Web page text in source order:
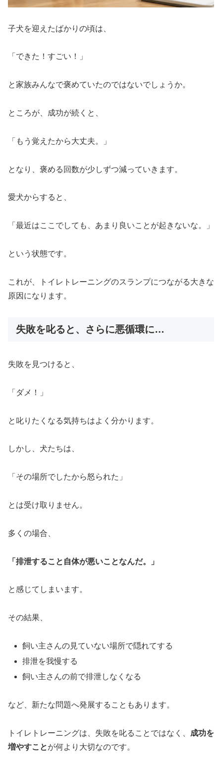
子犬を迎えたばかりの頃は、
「できた！すごい！」
と家族みんなで褒めていたのではないでしょうか。
ところが、成功が続くと、
「もう覚えたから大丈夫。」
となり、褒める回数が少しずつ減っていきます。
愛犬からすると、
「最近はここでしても、あまり良いことが起きないな。」
という状態です。
これが、トイレトレーニングのスランプにつながる大きな
原因になります。
失敗を叱ると、さらに悪循環に…
失敗を見つけると、
「ダメ！」
と叱りたくなる気持ちはよく分かります。
しかし、犬たちは、
「その場所でしたから怒られた」
とは受け取りません。
多くの場合、
「排泄すること自体が悪いことなんだ。」
と感じてしまいます。
その結果、
飼い主さんの見ていない場所で隠れてする
排泄を我慢する
飼い主さんの前で排泄しなくなる
など、新たな問題へ発展することもあります。
トイレトレーニングは、失敗を叱ることではなく、 成功を
増やすことが何より大切なのです。